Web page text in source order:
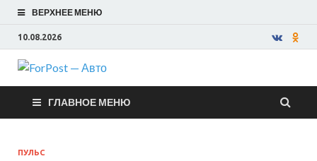
ВЕРХНЕЕ МЕНЮ
10.08.2026
ForPost —
Авто
ГЛАВНОЕ МЕНЮ
ПУЛЬС